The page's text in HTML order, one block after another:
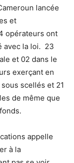
lancée
et
opérateurs ont
avec la loi. 23
et 02 dans le
exerçant en
scellés et 21
de même que
appelle
à la